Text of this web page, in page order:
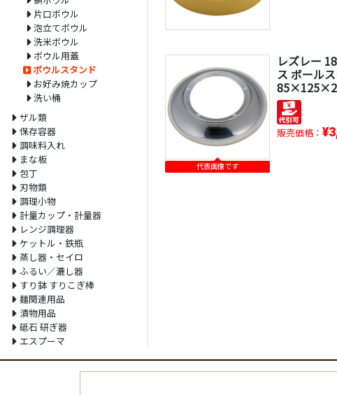
代表画像です
レズレー
ス ボール
販売価格：
片口ボウル
泡立てボウル
洗米ボウル
ボウル用蓋
ボウルスタンド
お好み焼カップ
洗い桶
ザル類
保存容器
調味料入れ
まな板
包丁
刃物類
調理小物
計量カップ・計量器
レンジ調理器
ケットル・鉄瓶
蒸し器・セイロ
ふるい／漉し器
すり鉢 すりこぎ棒
麺関連用品
漬物用品
砥石 研ぎ器
エスプーマ